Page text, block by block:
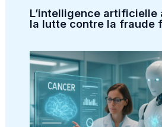
L’intelligence artificielle
la lutte contre la fraude